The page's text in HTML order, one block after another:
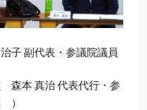
副代表・参議院議員
森本 真治 代表代行・参
）